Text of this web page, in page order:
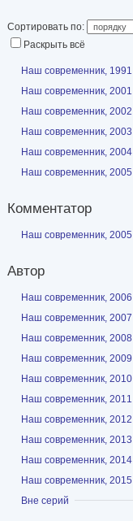
Сортировать по:
Раскрыть всё
Показать
Наш современник, 1991
Показать
Наш современник, 2001
Показать
Наш современник, 2002
Показать
Наш современник, 2003
Показать
Наш современник, 2004
Показать
Наш современник, 2005
Комментатор
Показать
Наш современник, 2005
Автор
Показать
Наш современник, 2006
Показать
Наш современник, 2007
Показать
Наш современник, 2008
Показать
Наш современник, 2009
Показать
Наш современник, 2010
Показать
Наш современник, 2011
Показать
Наш современник, 2012
Показать
Наш современник, 2013
Показать
Наш современник, 2014
Показать
Наш современник, 2015
Показать
Вне серий